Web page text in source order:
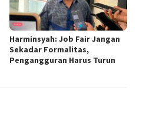
Harminsyah: Job Fair Jangan
Sekadar Formalitas,
Pengangguran Harus Turun